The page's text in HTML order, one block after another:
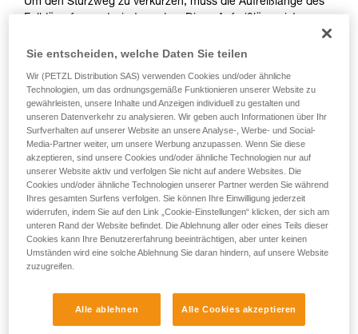
Falldämpfers reduziert werden. Diese Aufreißlänge ist von
abhängig. Es gibt zwei Möglichkeiten, um die Sturzhöhe zu
Anschlagpunktes bevorzugen und die Länge des
Verbindungsmittels reduzieren.
ARBEITSPOSITIONEN UNTERHALB DES
ANSCHLAGPUNKTES BEVORZUGEN
Sie entscheiden, welche Daten Sie teilen
Wir (PETZL Distribution SAS) verwenden Cookies und/oder ähnliche
Technologien, um das ordnungsgemäße Funktionieren unserer Website zu
gewährleisten, unsere Inhalte und Anzeigen individuell zu gestalten und
unseren Datenverkehr zu analysieren. Wir geben auch Informationen über Ihr
Surfverhalten auf unserer Website an unsere Analyse-, Werbe- und Social-
Media-Partner weiter, um unsere Werbung anzupassen. Wenn Sie diese
akzeptieren, sind unsere Cookies und/oder ähnliche Technologien nur auf
unserer Website aktiv und verfolgen Sie nicht auf andere Websites. Die
Cookies und/oder ähnliche Technologien unserer Partner werden Sie während
Ihres gesamten Surfens verfolgen. Sie können Ihre Einwilligung jederzeit
widerrufen, indem Sie auf den Link „Cookie-Einstellungen“ klicken, der sich am
unteren Rand der Website befindet. Die Ablehnung aller oder eines Teils dieser
Cookies kann Ihre Benutzererfahrung beeinträchtigen, aber unter keinen
Umständen wird eine solche Ablehnung Sie daran hindern, auf unsere Website
zuzugreifen.
Alle ablehnen Alle Cookies akzeptieren